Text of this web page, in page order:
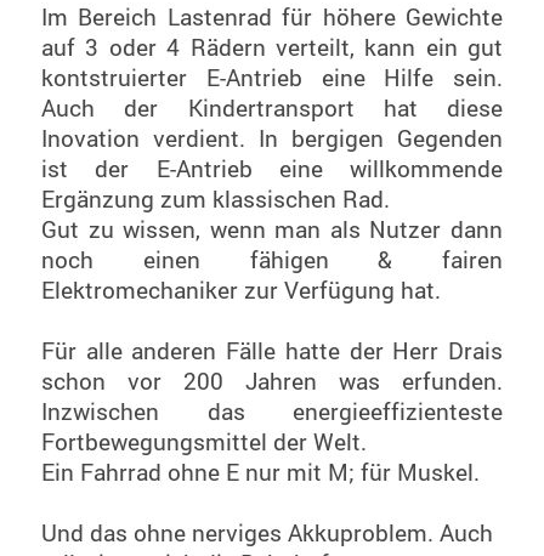
Im Bereich Lastenrad für höhere Gewichte
auf 3 oder 4 Rädern verteilt, kann ein gut
kontstruierter E-Antrieb eine Hilfe sein.
Auch der Kindertransport hat diese
Inovation verdient. In bergigen Gegenden
ist der E-Antrieb eine willkommende
Ergänzung zum klassischen Rad.
Gut zu wissen, wenn man als Nutzer dann
noch einen fähigen & fairen
Elektromechaniker zur Verfügung hat.
Für alle anderen Fälle hatte der Herr Drais
schon vor 200 Jahren was erfunden.
Inzwischen das energieeffizienteste
Fortbewegungsmittel der Welt.
Ein Fahrrad ohne E nur mit M; für Muskel.
Und das ohne nerviges Akkuproblem. Auch